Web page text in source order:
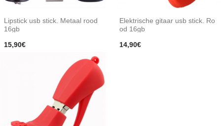
Lipstick usb stick. Metaal rood
16gb
15,90€
Elektrische gitaar usb stick. Ro
od 16gb
14,90€